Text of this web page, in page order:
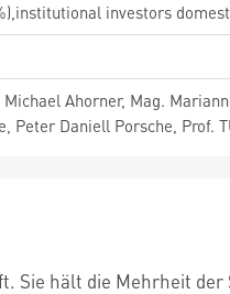
investors
Ahorner, Mag.
Peter Daniell Porsche, Prof.
Sie hält die Mehrheit